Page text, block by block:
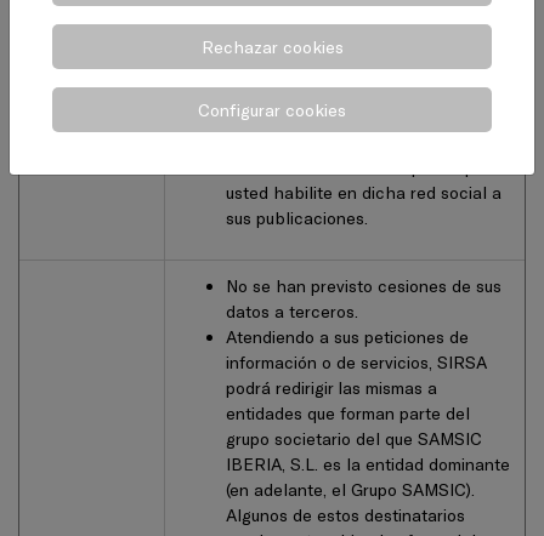
Cookies para identificar la vigencia
de cada cookie.
Los datos asociados a su
interacción en los perfiles
usted habilite en dicha red social a
sus publicaciones.
No se han previsto cesiones de sus
datos a terceros.
Atendiendo a sus peticiones de
información o de servicios, SIRSA
podrá redirigir las mismas a
entidades que forman parte del
grupo societario del que SAMSIC
IBERIA, S.L. es la entidad dominante
(en adelante, el Grupo SAMSIC).
Algunos de estos destinatarios
Rechazar cookies
Configurar cookies